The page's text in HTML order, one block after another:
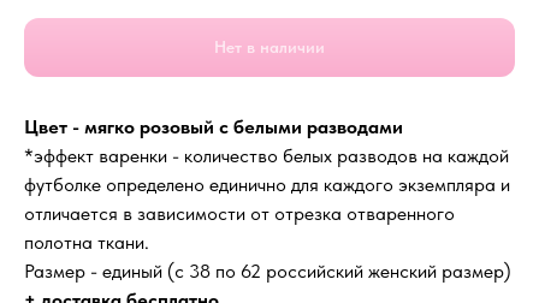
Нет в наличии
Цвет - мягко розовый с белыми разводами
*эффект варенки - количество белых разводов на каждой
футболке определено единично для каждого экземпляра и
отличается в зависимости от отрезка отваренного
полотна ткани.
Размер - единый (с 38 по 62 российский женский размер)